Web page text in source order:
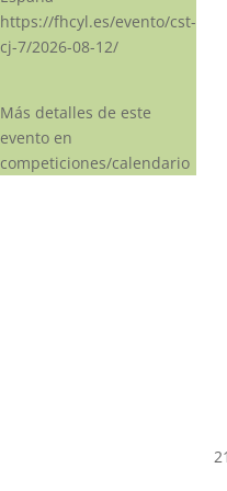
https://fhcyl.es/evento/cst-
cj-7/2026-08-12/
Más detalles de este
evento en
competiciones/calendario